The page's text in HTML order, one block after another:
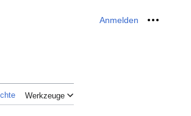
Anmelden Meine
Werkzeuge